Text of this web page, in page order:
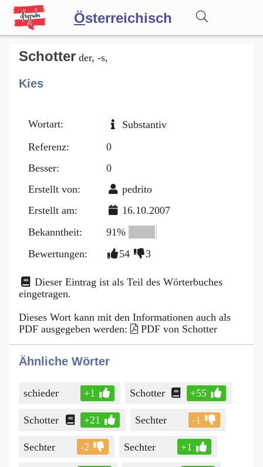
Österreichisch
Wörterbuch
Forum
Blog
Schotter der, -s,
Kies
Wortart:
Substantiv
Referenz:
0
Besser:
0
Erstellt von:
pedrito
Erstellt am:
16.10.2007
Bekanntheit:
91%
Bewertungen:
54 3
Dieser Eintrag ist als Teil des Wörterbuches
eingetragen.
Dieses Wort kann mit den Informationen auch als
PDF ausgegeben werden:
PDF von Schotter
Ähnliche Wörter
schieder +1 Schotter +55
Schotter +21 Sechter -1
Sechter -2 Sechter +1